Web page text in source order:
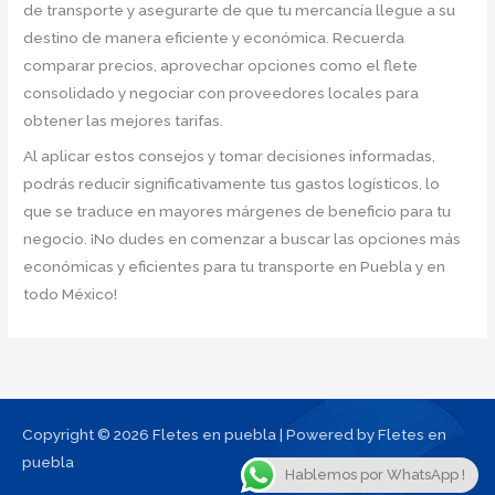
de transporte y asegurarte de que tu mercancía llegue a su
destino de manera eficiente y económica. Recuerda
comparar precios, aprovechar opciones como el flete
consolidado y negociar con proveedores locales para
obtener las mejores tarifas.
Al aplicar estos consejos y tomar decisiones informadas,
podrás reducir significativamente tus gastos logísticos, lo
que se traduce en mayores márgenes de beneficio para tu
negocio. ¡No dudes en comenzar a buscar las opciones más
económicas y eficientes para tu transporte en Puebla y en
todo México!
Copyright © 2026 Fletes en puebla | Powered by Fletes en
puebla
Hablemos por WhatsApp !